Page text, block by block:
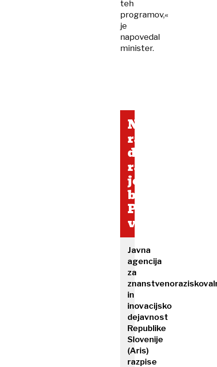
teh
programov,«
je
napovedal
minister.
Najbolj
radodarna
do
je
bila
Pahorjeva
vlada
Javna
agencija
za
in
inovacijsko
dejavnost
Republike
Slovenije
(Aris)
razpise